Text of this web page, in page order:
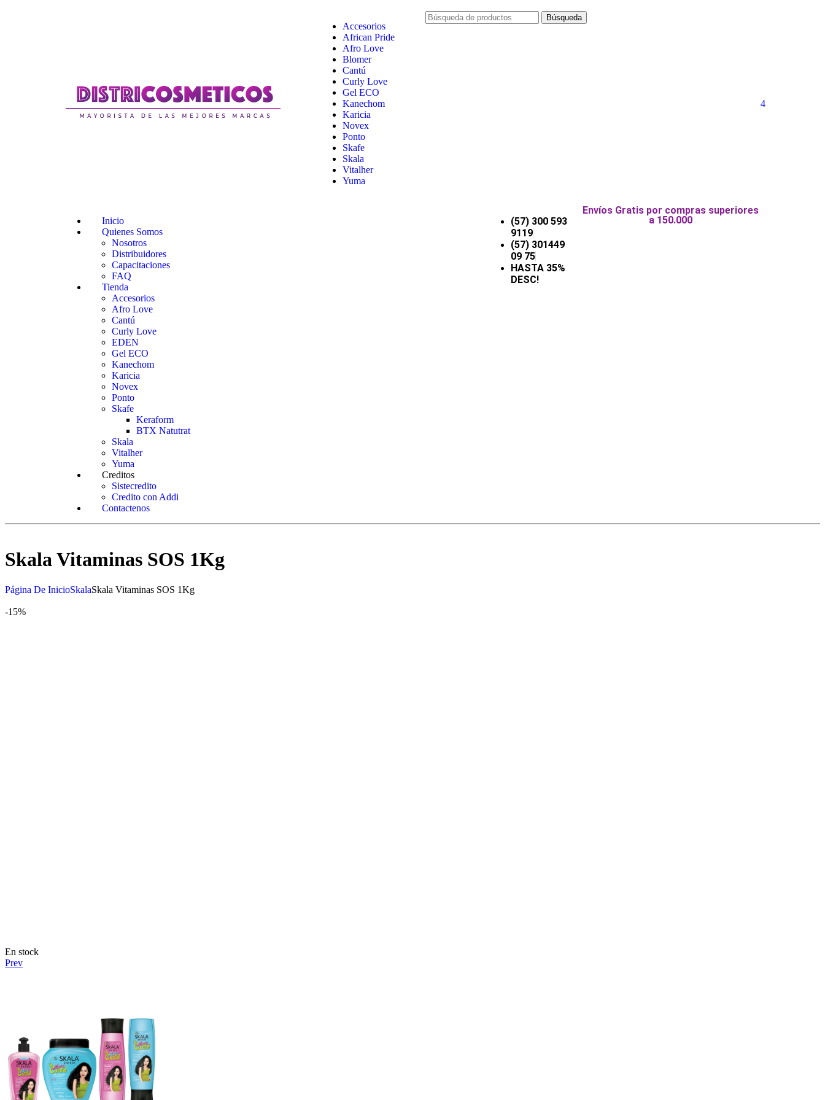
Accesorios
African Pride
Afro Love
Blomer
Cantú
Curly Love
Gel ECO
Kanechom
Karicia
Novex
Ponto
Skafe
Skala
Vitalher
Yuma
Búsqueda
4
Inicio
Quienes Somos
Nosotros
Distribuidores
Capacitaciones
FAQ
Tienda
Accesorios
Afro Love
Cantú
Curly Love
EDEN
Gel ECO
Kanechom
Karicia
Novex
Ponto
Skafe
Keraform
BTX Natutrat
Skala
Vitalher
Yuma
Creditos
Sistecredito
Credito con Addi
Contactenos
(57) 300 593
9119
(57) 301449
09 75
HASTA 35%
DESC!
Envíos Gratis por compras superiores
a 150.000
Skala Vitaminas SOS 1Kg
Página De InicioSkalaSkala Vitaminas SOS 1Kg
-15%
En stock
Prev